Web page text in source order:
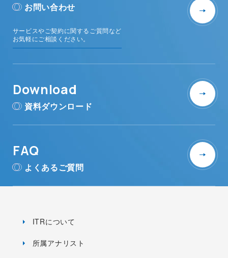
お問い合わせ
サービスやご契約に関するご質問など
お気軽にご相談ください。
Download
資料ダウンロード
FAQ
よくあるご質問
ITRについて
所属アナリスト